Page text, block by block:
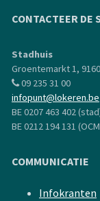
CONTACTEER DE
Stadhuis
Groentemarkt 1,
09 235 31 00
infopunt@lokeren.be
BE 0207 463 402
BE 0212 194 131
COMMUNICATIE
Infokranten